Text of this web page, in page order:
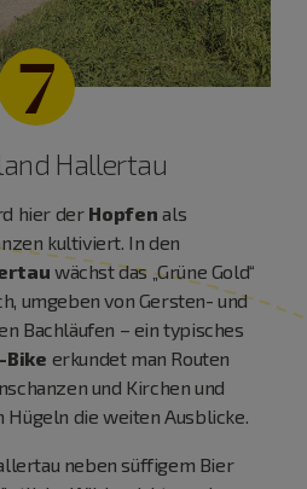
7
Hallertau
hier der Hopfen als
kultiviert. In den
wächst das „Grüne Gold“
umgeben von Gersten- und
Bachläufen – ein typisches
Bike erkundet man Routen
und Kirchen und
die weiten Ausblicke.
neben süffigem Bier